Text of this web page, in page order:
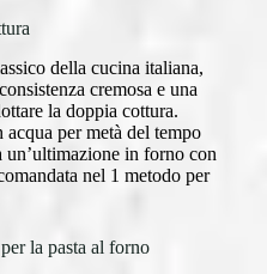
della cucina italiana,
cremosa e una
la doppia cottura.
per metà del tempo
in forno con
nel 1 metodo per
la pasta al forno